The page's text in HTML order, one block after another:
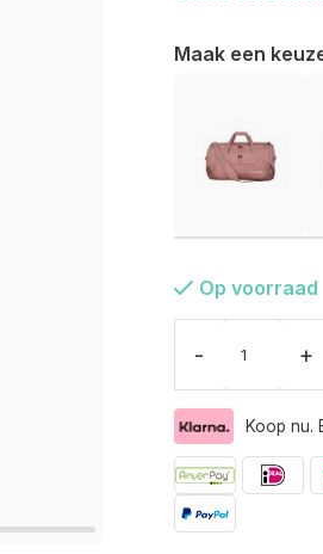
Maak een
Op voorraad
- +
Koop nu.